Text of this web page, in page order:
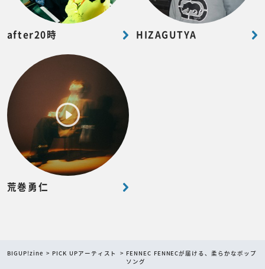
after20時 HIZAGUTYA
荒巻勇仁
BIGUP!zine PICK UPアーティスト
FENNEC FENNECが届ける、柔らかなポップ
ソング